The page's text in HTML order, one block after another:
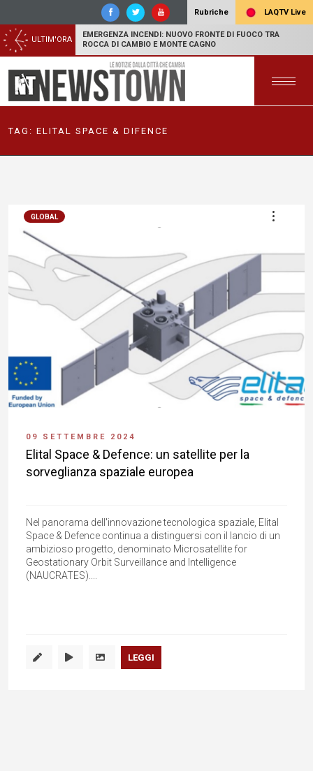
Rubriche LAQTV Live
ULTIM'ORA
EMERGENZA INCENDI: NUOVO FRONTE DI FUOCO TRA
ROCCA DI CAMBIO E MONTE CAGNO
TAG: ELITAL SPACE & DIFENCE
GLOBAL
09 SETTEMBRE 2024
Elital Space & Defence: un satellite per la
sorveglianza spaziale europea
Nel panorama dell'innovazione tecnologica spaziale, Elital
Space & Defence continua a distinguersi con il lancio di un
ambizioso progetto, denominato Microsatellite for
Geostationary Orbit Surveillance and Intelligence
(NAUCRATES)....
LEGGI